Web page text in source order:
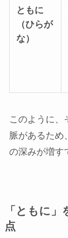
ともに
（ひらが
な）
このように、
脈があるため
の深みが増す
「ともに
点